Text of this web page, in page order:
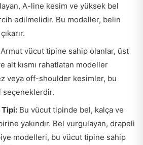
A-line kesim ve yüksek bel
edilmelidir. Bu modeller, belin
Armut vücut tipine sahip olanlar, üst
alt kısmı rahatlatan modeller
veya off-shoulder kesimler, bu
seçeneklerdir.
Bu vücut tipinde bel, kalça ve
yakındır. Bel vurgulayan, drapeli
modelleri, bu vücut tipine sahip